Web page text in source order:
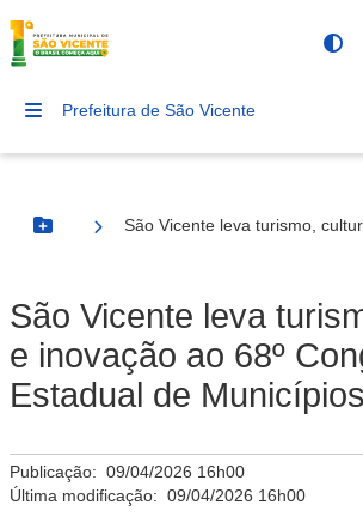
Prefeitura de São Vicente
Botão Menu
São Vicente leva turismo,
São Vicente leva
e inovação ao 68º
Estadual de
Publicação: 09/04/2026 16h00
Última modificação: 09/04/2026 16h00